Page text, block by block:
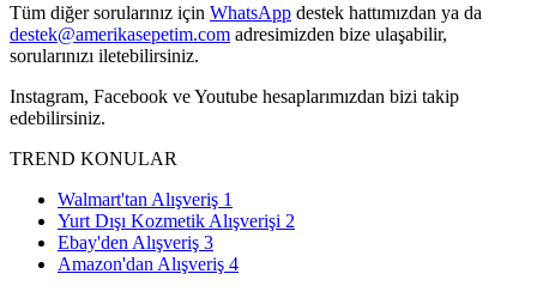
Tüm diğer sorularınız için WhatsApp destek hattımızdan ya da
destek@amerikasepetim.com adresimizden bize ulaşabilir,
sorularınızı iletebilirsiniz.
Instagram, Facebook ve Youtube hesaplarımızdan bizi takip
edebilirsiniz.
TREND KONULAR
Walmart'tan Alışveriş 1
Yurt Dışı Kozmetik Alışverişi 2
Ebay'den Alışveriş 3
Amazon'dan Alışveriş 4